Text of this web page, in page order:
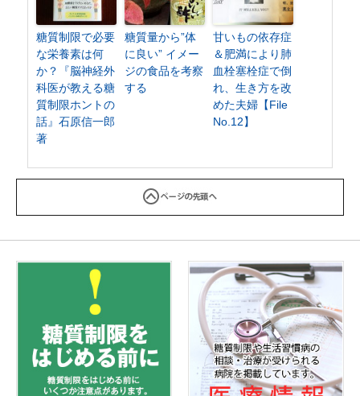
糖質制限で必要
な栄養素は何
か？『脳神経外
科医が教える糖
質制限ホントの
話』石原信一郎
著
糖質量から”体
に良い” イメー
ジの食品を考察
する
甘いもの依存症
＆肥満により肺
血栓塞栓症で倒
れ、生き方を改
めた夫婦【File
No.12】